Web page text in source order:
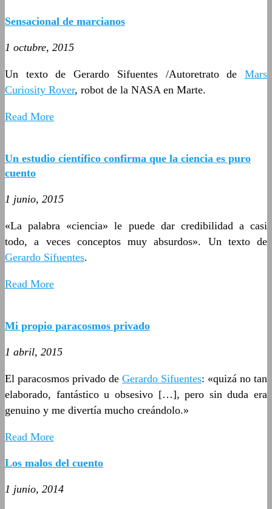
Sensacional de marcianos
1 octubre, 2015
Un texto de Gerardo Sifuentes /Autoretrato de Mars
Curiosity Rover, robot de la NASA en Marte.
Read More
Un estudio científico confirma que la ciencia es puro
cuento
1 junio, 2015
«La palabra «ciencia» le puede dar credibilidad a casi
todo, a veces conceptos muy absurdos». Un texto de
Gerardo Sifuentes.
Read More
Mi propio paracosmos privado
1 abril, 2015
El paracosmos privado de Gerardo Sifuentes: «quizá no tan
elaborado, fantástico u obsesivo […], pero sin duda era
genuino y me divertía mucho creándolo.»
Read More
Los malos del cuento
1 junio, 2014